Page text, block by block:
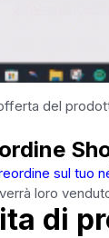
del
sul tuo
loro
di